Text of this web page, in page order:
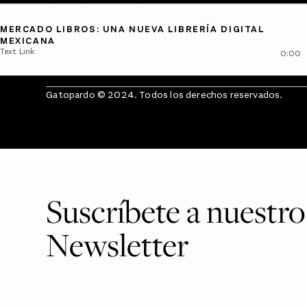
MERCADO LIBROS: UNA NUEVA LIBRERÍA DIGITAL
MEXICANA
Text Link 0:00
Gatopardo © 2024. Todos los derechos reservados.
Suscríbete a nuestro
Newsletter